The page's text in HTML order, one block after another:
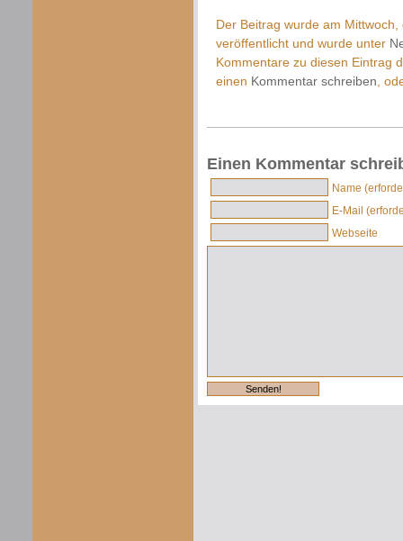
Der Beitrag wurde am
veröffentlicht und wurde unter
Kommentare zu diesen Eintrag
einen Kommentar schreiben ,
Einen Kommentar
Name
E-Mail
Webseite